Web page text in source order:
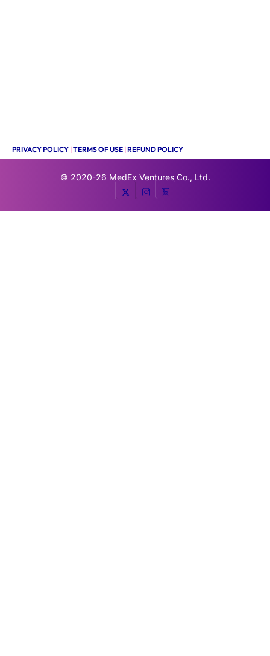
PRIVACY POLICY |TERMS OF USE |REFUND POLICY
© 2020-26 MedEx Ventures Co., Ltd.